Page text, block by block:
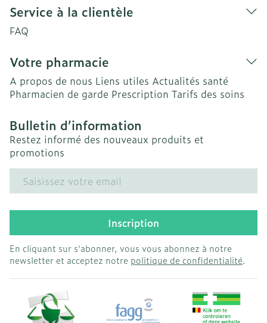
Service à la clientèle
FAQ
Votre pharmacie
A propos de nous Liens utiles Actualités santé
Pharmacien de garde Prescription Tarifs des soins
Bulletin d’information
Restez informé des nouveaux produits et
promotions
Adresse mail
Inscription
En cliquant sur s'abonner, vous vous abonnez à notre
newsletter et acceptez notre politique de confidentialité.